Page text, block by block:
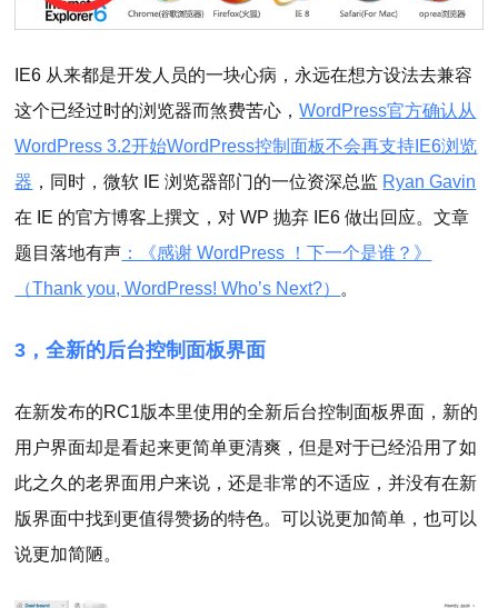
IE6 从来都是开发人员的一块心病，永远在想方设法去兼容
这个已经过时的浏览器而煞费苦心，WordPress官方确认从
WordPress 3.2开始WordPress控制面板不会再支持IE6浏览
器 ，同时，微软 IE 浏览器部门的一位资深总监 Ryan Gavin
在 IE 的官方博客上撰文，对 WP 抛弃 IE6 做出回应。文章
题目落地有声 ：《感谢 WordPress ！下一个是谁？》
（Thank you, WordPress! Who’s Next?） 。
3，全新的后台控制面板界面
在新发布的RC1版本里使用的全新后台控制面板界面，新的
用户界面却是看起来更简单更清爽，但是对于已经沿用了如
此之久的老界面用户来说，还是非常的不适应，并没有在新
版界面中找到更值得赞扬的特色。可以说更加简单，也可以
说更加简陋。